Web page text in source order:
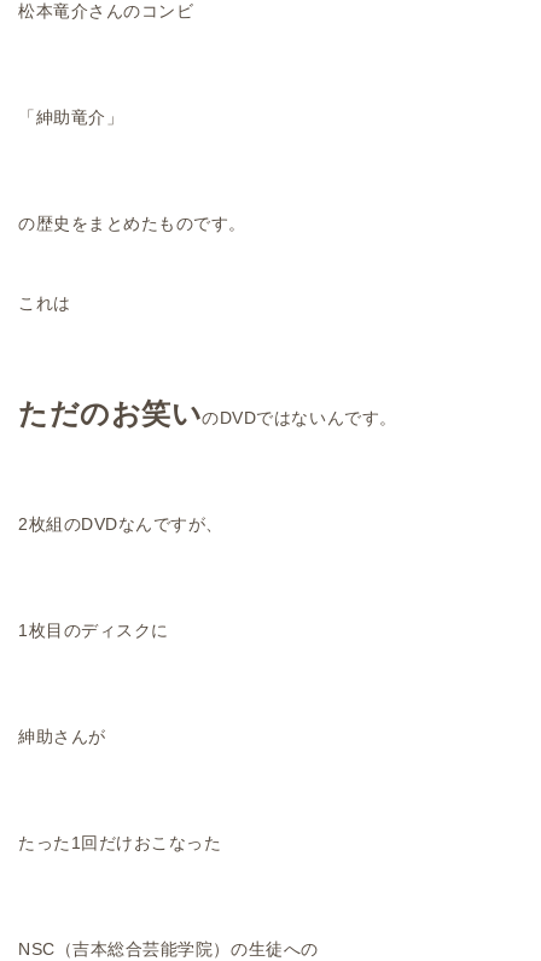
松本竜介さんのコンビ
「紳助竜介」
の歴史をまとめたものです。
これは
ただのお笑いのDVDではないんです。
2枚組のDVDなんですが、
1枚目のディスクに
紳助さんが
たった1回だけおこなった
NSC（吉本総合芸能学院）の生徒への